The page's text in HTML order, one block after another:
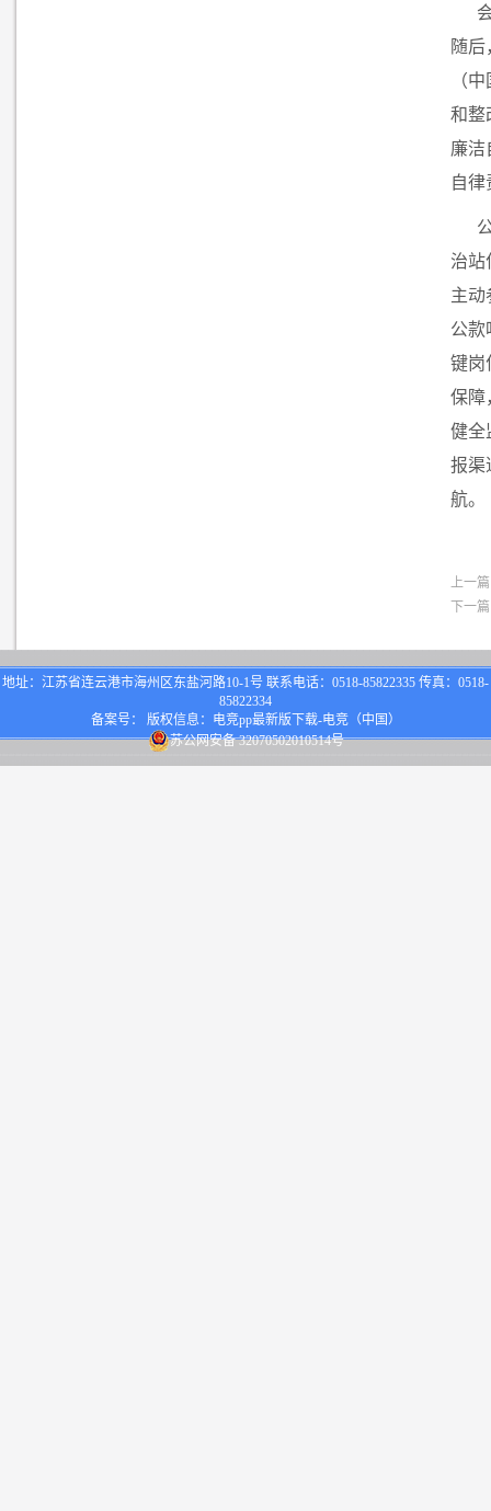
随
（
和整
廉洁
自
治站
主动
公款
键岗
保障
健全
报渠
航。
上一
下一
地址：江苏省连云港市海州区东盐河路10-1号 联系电话：0518-85822335 传真：0518-
85822334
备案号： 版权信息：电竞pp最新版下载-电竞（中国）
苏公网安备 32070502010514号